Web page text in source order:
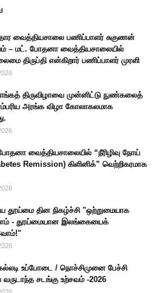
வைத்தியசாலை பணிப்பாளர் சுகுணன்
– மட். போதனா வைத்தியசாலையில்
திருப்தி என்கிறார் பணிப்பாளர் முரளி
திருவிழாவை முன்னிட்டு நுண்கலைத்
அரங்க விழா கோலாகலமாக
வைத்தியசாலையில் “நீரிழிவு நோய்
Remission) கிளினிக்” வெற்றிகரமாக
தூய்மை தின நிகழ்ச்சி "ஒற்றுமையாக
- தூய்மையான இலங்கையைக்
உப்போடை / நொச்சிமுனை பேச்சி
சடங்கு உற்சவம் -2026